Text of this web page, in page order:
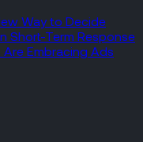
Way to Decide
Short-Term Response
Embracing Ads